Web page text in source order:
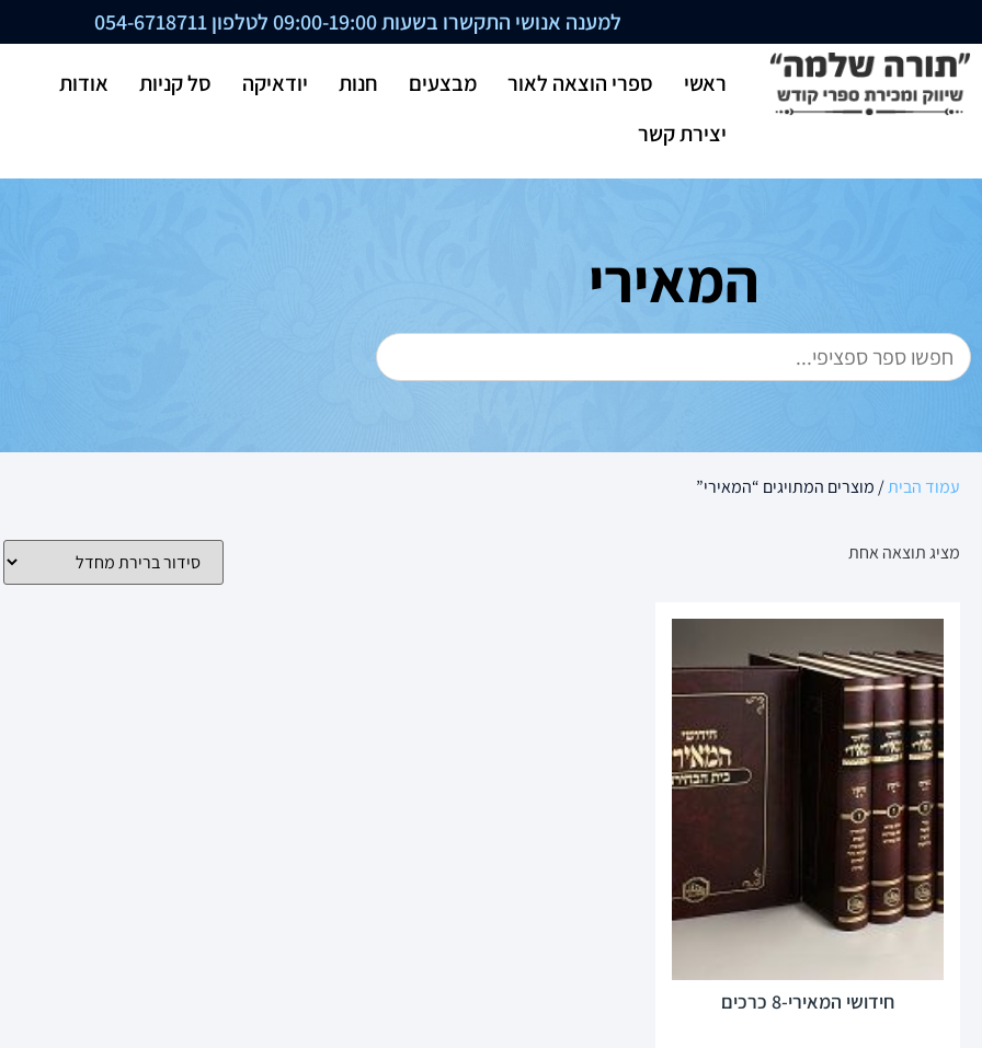
למענה אנושי התקשרו בשעות 09:00-19:00 לטלפון 054-6718711
ראשי ספרי הוצאה לאור מבצעים חנות יודאיקה סל קניות
אודות
יצירת קשר
המאירי
עמוד הבית/ מוצרים המתויגים “המאירי”
מציג תוצאה אחת
חידושי המאירי-8 כרכים